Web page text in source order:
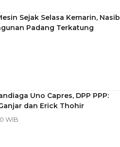
Sejak Selasa Kemarin, Nasib
Padang Terkatung
Uno Capres, DPP PPP:
dan Erick Thohir
WIB